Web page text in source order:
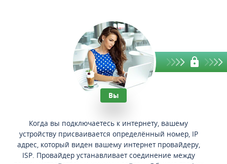
Вы
Когда вы подключаетесь к интернету, вашему
устройству присваивается определённый номер, IP
адрес, который виден вашему интернет провайдеру,
ISP. Провайдер устанавливает соединение между